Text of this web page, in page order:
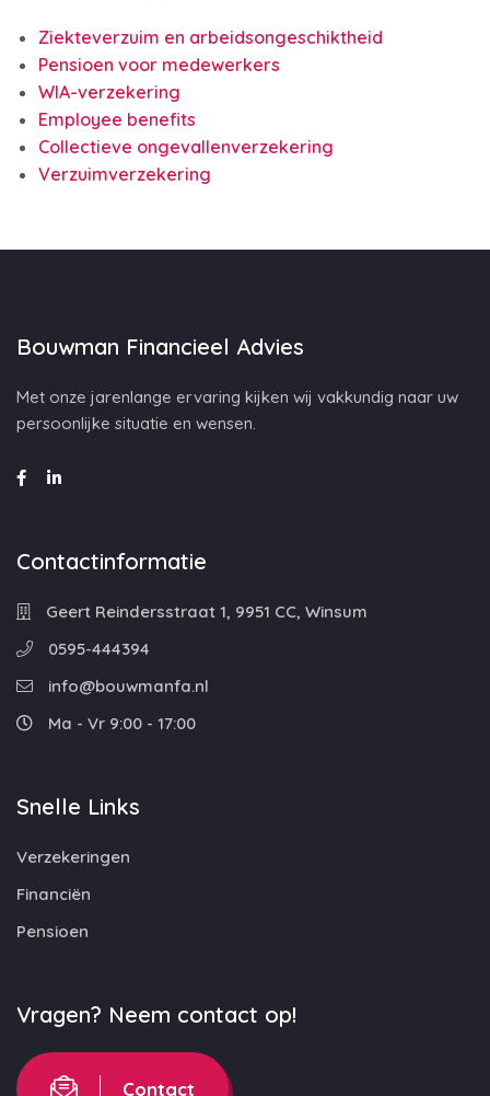
Ziekteverzuim en arbeidsongeschiktheid
Pensioen voor medewerkers
WIA-verzekering
Employee benefits
Collectieve ongevallenverzekering
Verzuimverzekering
Bouwman Financieel Advies
Met onze jarenlange ervaring kijken wij vakkundig naar uw
persoonlijke situatie en wensen.
Contactinformatie
Geert Reindersstraat 1, 9951 CC, Winsum
0595-444394
info@bouwmanfa.nl
Ma - Vr 9:00 - 17:00
Snelle Links
Verzekeringen
Financiën
Pensioen
Vragen? Neem contact op!
Contact